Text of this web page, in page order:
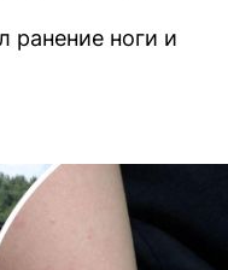
ранение ноги и